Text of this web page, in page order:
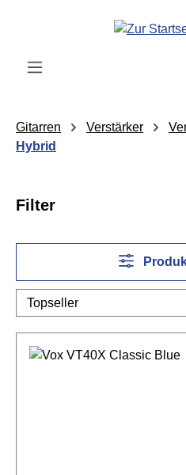
Zum Hauptinhalt springen
Gitarren Verstärker
Hybrid
Filter